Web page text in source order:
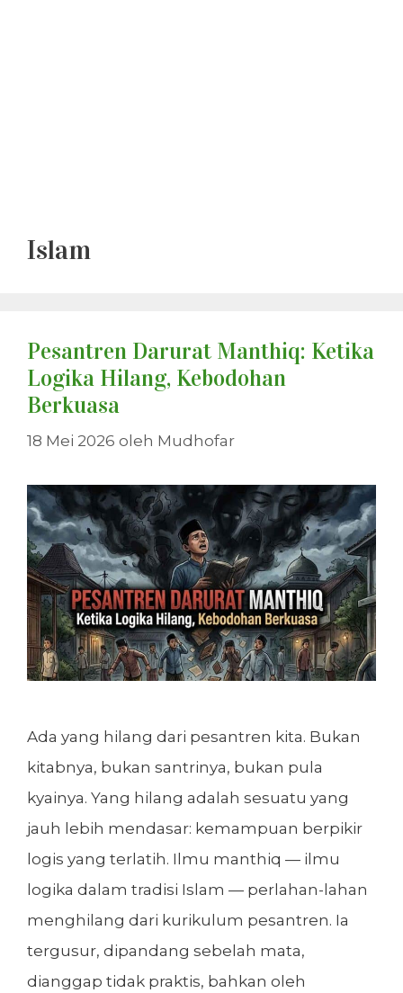
Islam
Pesantren Darurat Manthiq: Ketika
Logika Hilang, Kebodohan
Berkuasa
18 Mei 2026 oleh Mudhofar
Ada yang hilang dari pesantren kita. Bukan
kitabnya, bukan santrinya, bukan pula
kyainya. Yang hilang adalah sesuatu yang
jauh lebih mendasar: kemampuan berpikir
logis yang terlatih. Ilmu manthiq — ilmu
logika dalam tradisi Islam — perlahan-lahan
menghilang dari kurikulum pesantren. Ia
tergusur, dipandang sebelah mata,
dianggap tidak praktis, bahkan oleh